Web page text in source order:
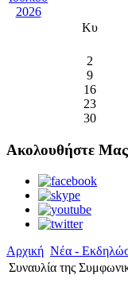
Κυ
2
9
16
23
30
Ακολουθήστε Μας
Αρχική Νέα -
Συναυλία της